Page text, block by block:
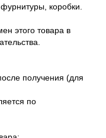
коробки.
этого товара в
получения (для
по